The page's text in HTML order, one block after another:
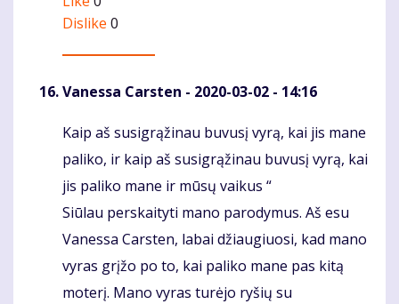
Dislike 0
Vanessa Carsten - 2020-03-02 - 14:16
Komentaras
Kaip aš susigrąžinau buvusį vyrą, kai jis mane
paliko, ir kaip aš susigrąžinau buvusį vyrą, kai
jis paliko mane ir mūsų vaikus “
Siūlau perskaityti mano parodymus. Aš esu
Vanessa Carsten, labai džiaugiuosi, kad mano
vyras grįžo po to, kai paliko mane pas kitą
moterį. Mano vyras turėjo ryšių su